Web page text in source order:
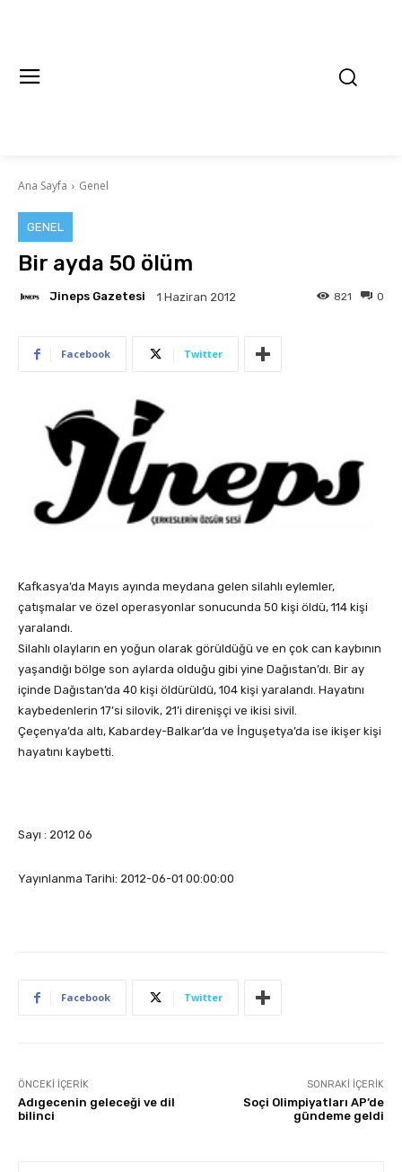
Ana Sayfa Genel
GENEL
Bir ayda 50 ölüm
Jineps Gazetesi 1 Haziran 2012 0
821
Facebook Twitter
Kafkasya’da Mayıs ayında meydana gelen silahlı eylemler,
çatışmalar ve özel operasyonlar sonucunda 50 kişi öldü, 114 kişi
yaralandı.
Silahlı olayların en yoğun olarak görüldüğü ve en çok can kaybının
yaşandığı bölge son aylarda olduğu gibi yine Dağıstan’dı. Bir ay
içinde Dağıstan’da 40 kişi öldürüldü, 104 kişi yaralandı. Hayatını
kaybedenlerin 17’si silovik, 21’i direnişçi ve ikisi sivil.
Çeçenya’da altı, Kabardey-Balkar’da ve İnguşetya’da ise ikişer kişi
hayatını kaybetti.
Sayı : 2012 06
Yayınlanma Tarihi: 2012-06-01 00:00:00
Facebook Twitter
ÖNCEKI İÇERIK
Adıgecenin geleceği ve dil
bilinci
SONRAKI İÇERIK
Soçi Olimpiyatları AP’de
gündeme geldi